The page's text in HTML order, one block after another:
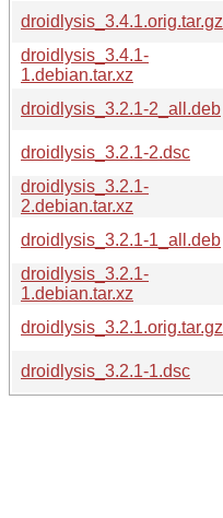
droidlysis_3.4.1.orig.tar.gz
droidlysis_3.4.1-
1.debian.tar.xz
droidlysis_3.2.1-2_all.deb
droidlysis_3.2.1-2.dsc
droidlysis_3.2.1-
2.debian.tar.xz
droidlysis_3.2.1-1_all.deb
droidlysis_3.2.1-
1.debian.tar.xz
droidlysis_3.2.1.orig.tar.gz
droidlysis_3.2.1-1.dsc